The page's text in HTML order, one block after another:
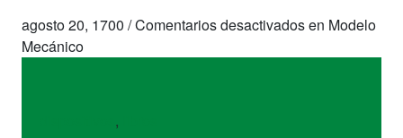
agosto 20, 1700 /Comentarios desactivadosen Modelo
Mecánico
,